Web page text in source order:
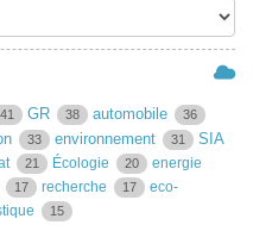
41 GR 38 automobile 36
33 environnement 31 SIA
21 Écologie 20 energie
17 recherche 17
eco-
15